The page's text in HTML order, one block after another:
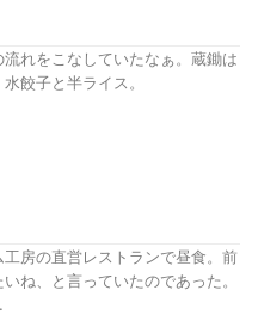
れをこなしていたなぁ。蔵鋤は
餃子と半ライス。
房の直営レストランで昼食。前
ね、と言っていたのであった。